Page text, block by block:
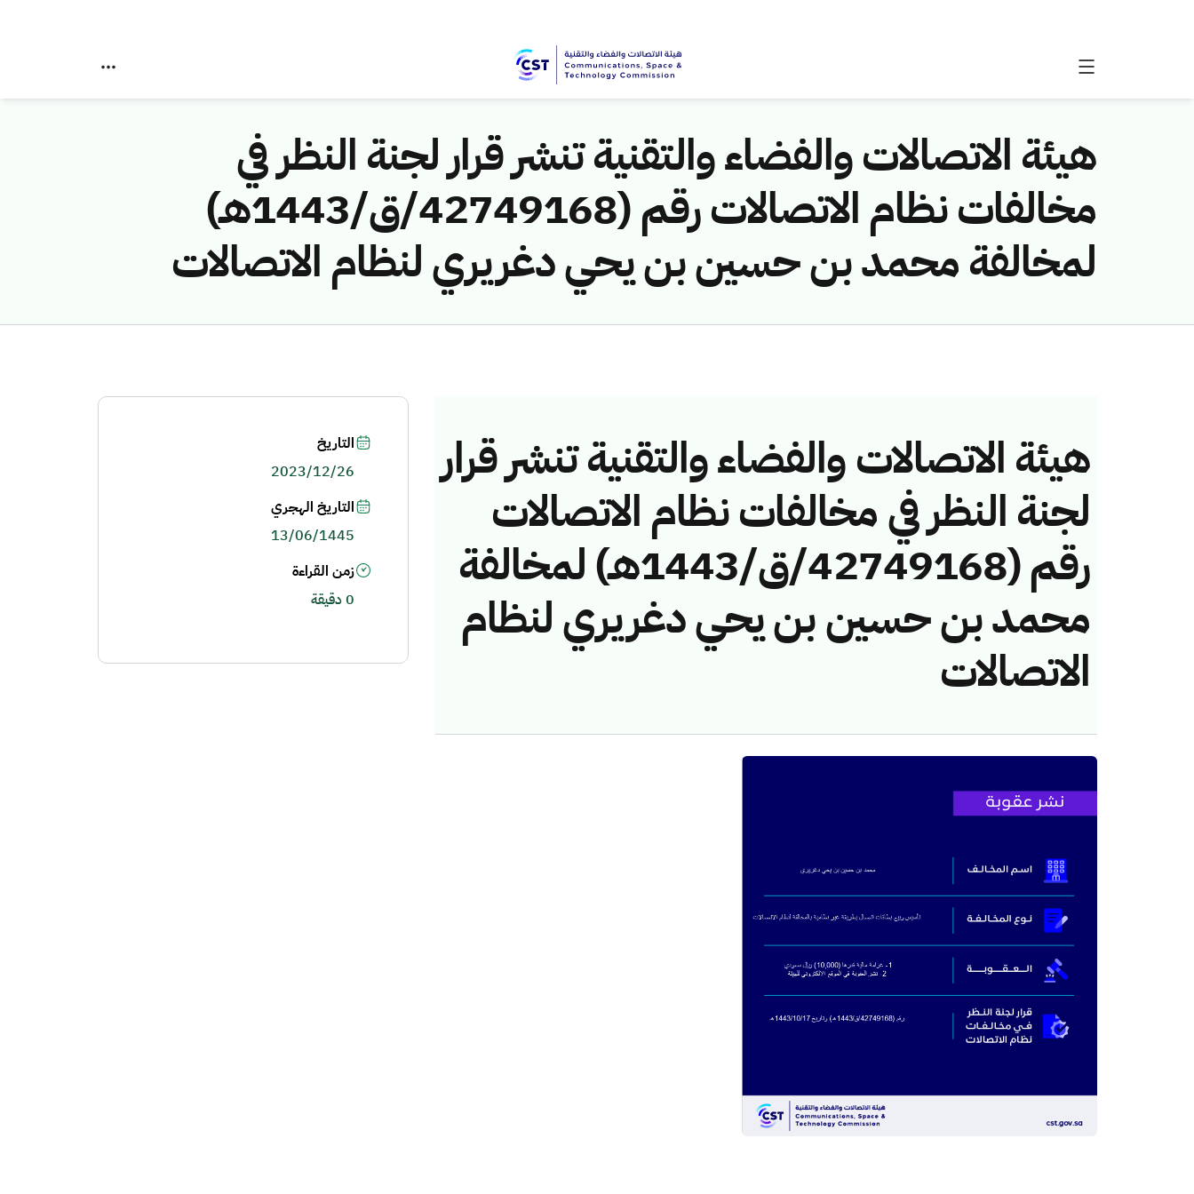
هيئة الاتصالات والفضاء والتقنية تنشر قرار لجنة النظر في
مخالفات نظام الاتصالات رقم (42749168/ق/1443هـ)
لمخالفة محمد بن حسين بن يحي دغريري لنظام الاتصالات
هيئة الاتصالات والفضاء والتقنية تنشر قرار
لجنة النظر في مخالفات نظام الاتصالات
رقم (42749168/ق/1443هـ) لمخالفة
محمد بن حسين بن يحي دغريري لنظام
الاتصالات
التاريخ
2023/12/26
التاريخ الهجري
13/06/1445
زمن القراءة
0 دقيقة